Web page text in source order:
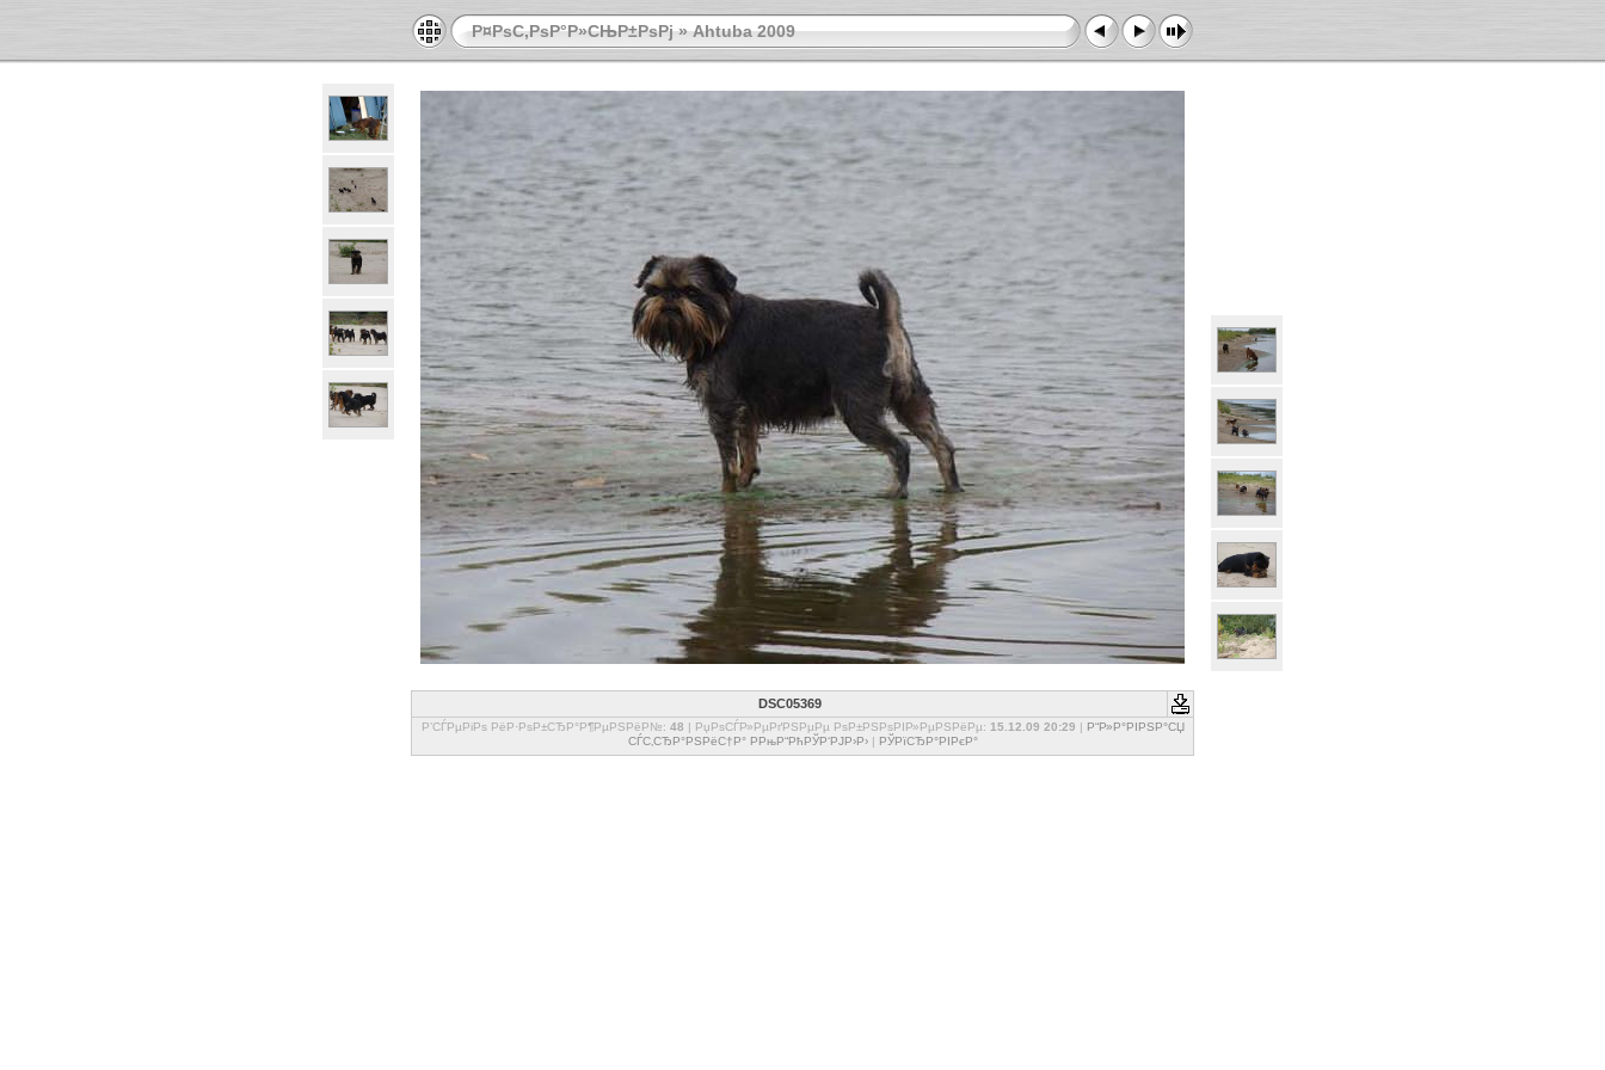
Р¤РѕС‚РѕР°Р»СЊР±РѕРј»Ahtuba 2009
DSC05369
Р’СЃРµРіРѕ РёР·РѕР±СЂР°Р¶РµРЅРёР№: 48 | РџРѕСЃР»РµРґРЅРµРµ РѕР±РЅРѕРІР»РµРЅРёРµ: 15.12.09 20:29 | Р“Р»Р°РІРЅР°СЏ
СЃС‚СЂР°РЅРёС†Р° РРњР“РћРЎР‘РЈР›Р›| РЎРїСЂР°РІРєР°